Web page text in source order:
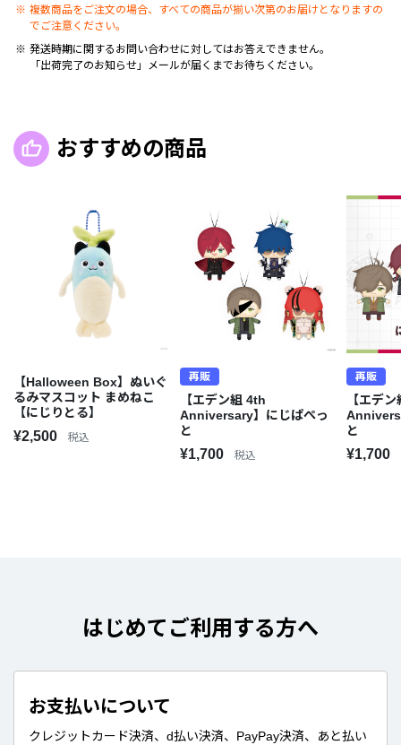
複数商品をご注文の場合、すべての商品が揃い次第のお届けとなりますの
でご注意ください。
発送時期に関するお問い合わせに対してはお答えできません。
「出荷完了のお知らせ」メールが届くまでお待ちください。
おすすめの商品
【Halloween Box】ぬいぐ
るみマスコット まめねこ
【にじりとる】
¥2,500 税込
再販
【エデン組 4th
Anniversary】にじぱぺっ
と
¥1,700 税込
再販
【エデ
と
¥1,700
はじめてご利用する方へ
お支払いについて
クレジットカード決済、d払い決済、PayPay決済、あと払い